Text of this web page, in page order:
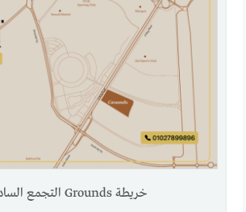
خريطة Grounds التجمع السادس